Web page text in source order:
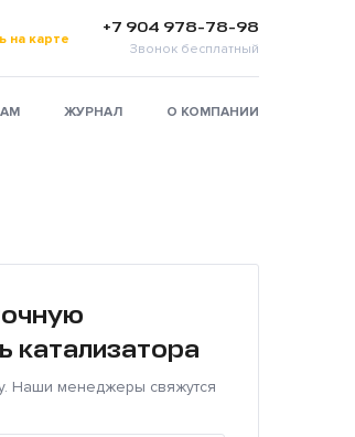
на карте
+7 904 978-78-98
Звонок бесплатный
ЖУРНАЛ О КОМПАНИИ
катализатора
Наши менеджеры свяжутся